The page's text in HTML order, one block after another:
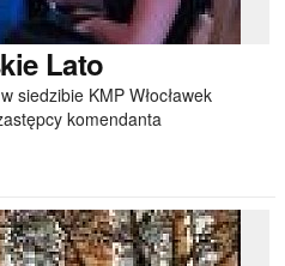
Lato
siedzibie KMP Włocławek
komendanta